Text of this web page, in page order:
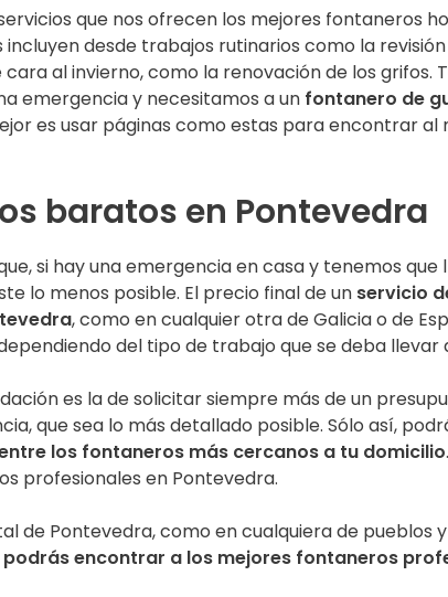
que nos ofrecen los mejores fontaneros
incluyen desde trabajos rutinarios como la
al invierno, como la renovación de los grifos.
emergencia y necesitamos a un fontanero de
es usar páginas como estas para encontrar
baratos en Pontevedra
si hay una emergencia en casa y tenemos
lo menos posible. El precio final de un servicio
, como en cualquier otra de Galicia o de
del tipo de trabajo que se deba llevar
es la de solicitar siempre más de un
que sea lo más detallado posible. Sólo así,
los fontaneros más cercanos a tu domicilio
profesionales en Pontevedra.
de Pontevedra, como en cualquiera de pueblos
encontrar a los mejores fontaneros